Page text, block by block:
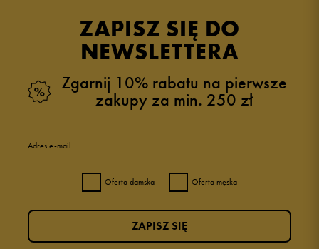
zebranych i zweryfikowanych przez
4 0%
ZAPISZ SIĘ DO
NEWSLETTERA
Zgarnij 10% rabatu na pierwsze
zakupy za min. 250 zł
Adres e-mail
Oferta damska Oferta męska
ZAPISZ SIĘ